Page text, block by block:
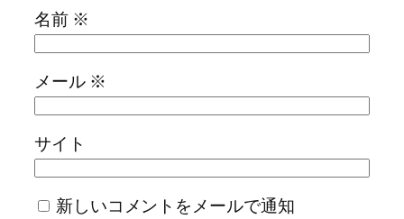
名前 ※
メール ※
サイト
新しいコメントをメールで通知